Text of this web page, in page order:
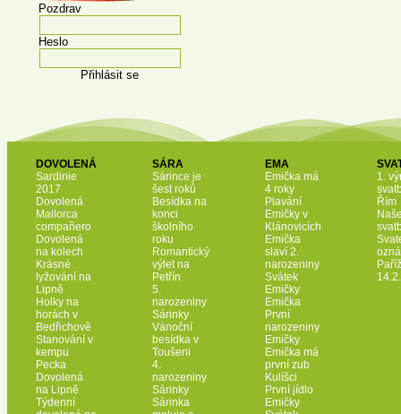
Pozdrav
Heslo
Přihlásit se
DOVOLENÁ
Sardinie
2017
Dovolená
Mallorca
compañero
Dovolená
na kolech
Krásné
lyžování na
Lipně
Holky na
horách v
Bedřichově
Stanování v
kempu
Pecka
Dovolená
na Lipně
Týdenní
SÁRA
Sárince je
šest roků
Besídka na
konci
školního
roku
Romantický
výlet na
Petřín
5.
narozeniny
Sárinky
Vánoční
besídka v
Toušeni
4.
narozeniny
Sárinky
Sárinka
EMA
Emička má
4 roky
Plavání
Emičky v
Klánovicích
Emička
slaví 2.
narozeniny
Svátek
Emičky
Emička
První
narozeniny
Emičky
Emička má
první zub
Kulíšci
První jídlo
Emičky
1.
Řím
Paříž